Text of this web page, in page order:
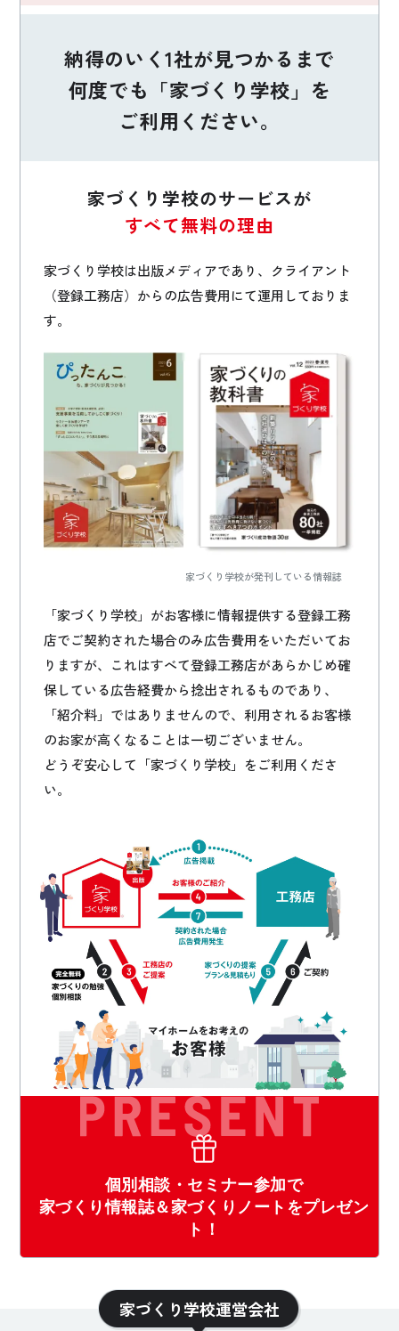
納得のいく1社が見つかるまで
何度でも「家づくり学校」を
ご利用ください。
家づくり学校のサービスが
すべて無料の理由
家づくり学校は出版メディアであり、クライアント
（登録工務店）からの広告費用にて運用しておりま
す。
家づくり学校が発刊している情報誌
「家づくり学校」がお客様に情報提供する登録工務
店でご契約された場合のみ広告費用をいただいてお
りますが、これはすべて登録工務店があらかじめ確
保している広告経費から捻出されるものであり、
「紹介料」ではありませんので、利用されるお客様
のお家が高くなることは一切ございません。
どうぞ安心して「家づくり学校」をご利用くださ
い。
個別相談・セミナー参加で
家づくり情報誌＆家づくりノートをプレゼン
ト！
家づくり学校運営会社